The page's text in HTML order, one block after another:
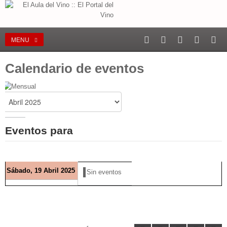
MENU
Calendario de eventos
Eventos para
Sábado, 19 Abril 2025 Sin eventos